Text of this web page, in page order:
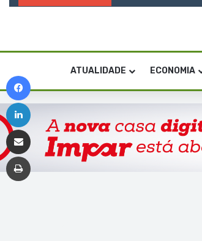
ATUALIDADE ECONOMIA
Linkedin
Imprimir